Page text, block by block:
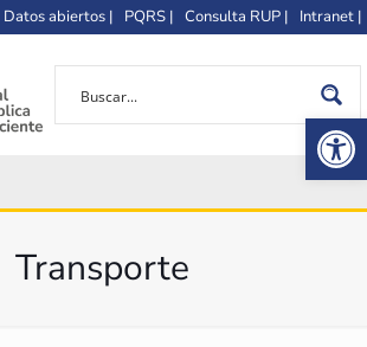
Datos abiertos | PQRS | Consulta RUP | Intranet |
Transporte